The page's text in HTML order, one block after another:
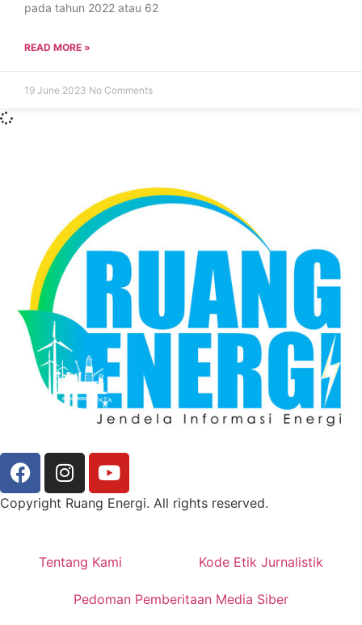
pada tahun 2022 atau 62
READ MORE »
19 June 2023 No Comments
Copyright Ruang Energi. All rights reserved.
Tentang Kami Kode Etik Jurnalistik
Pedoman Pemberitaan Media Siber